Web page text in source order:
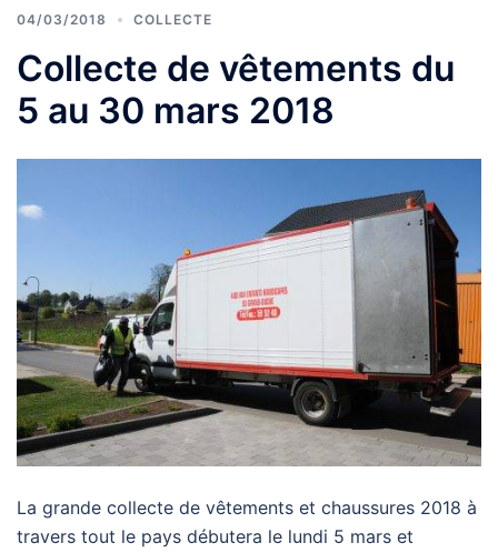
04/03/2018 COLLECTE
Collecte de vêtements du
5 au 30 mars 2018
La grande collecte de vêtements et chaussures 2018 à
travers tout le pays débutera le lundi 5 mars et